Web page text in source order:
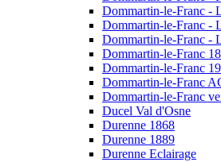
Dommartin-le-Franc -
Dommartin-le-Franc -
Dommartin-le-Franc -
Dommartin-le-Franc
Dommartin-le-Franc
Dommartin-le-Franc
Dommartin-le-Franc
Ducel Val d'Osne
Durenne 1868
Durenne 1889
Durenne Eclairage